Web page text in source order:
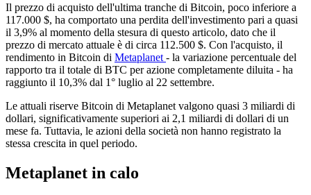
Il prezzo di acquisto dell'ultima tranche di Bitcoin, poco inferiore a
117.000 $, ha comportato una perdita dell'investimento pari a quasi
il 3,9% al momento della stesura di questo articolo, dato che il
prezzo di mercato attuale è di circa 112.500 $. Con l'acquisto, il
rendimento in Bitcoin di Metaplanet - la variazione percentuale del
rapporto tra il totale di BTC per azione completamente diluita - ha
raggiunto il 10,3% dal 1° luglio al 22 settembre.
Le attuali riserve Bitcoin di Metaplanet valgono quasi 3 miliardi di
dollari, significativamente superiori ai 2,1 miliardi di dollari di un
mese fa. Tuttavia, le azioni della società non hanno registrato la
stessa crescita in quel periodo.
Metaplanet in calo